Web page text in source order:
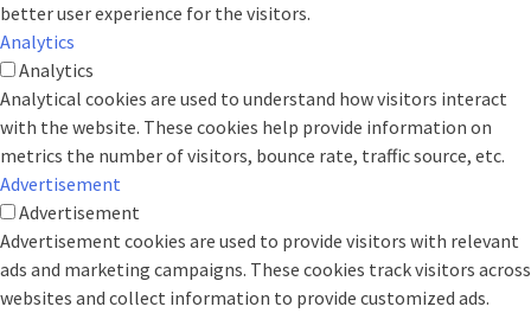
better user experience for the visitors.
Analytics
Analytics
Analytical cookies are used to understand how visitors interact
with the website. These cookies help provide information on
metrics the number of visitors, bounce rate, traffic source, etc.
Advertisement
Advertisement
Advertisement cookies are used to provide visitors with relevant
ads and marketing campaigns. These cookies track visitors across
websites and collect information to provide customized ads.